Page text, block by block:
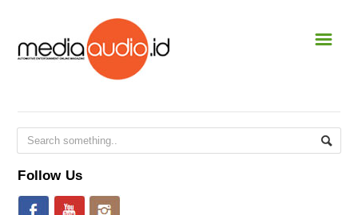
Event Terbaru
☰
Follow Us